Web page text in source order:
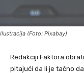
Ilustracija (Foto: Pixabay)
Redakciji Faktora
pitajući da li je tačno